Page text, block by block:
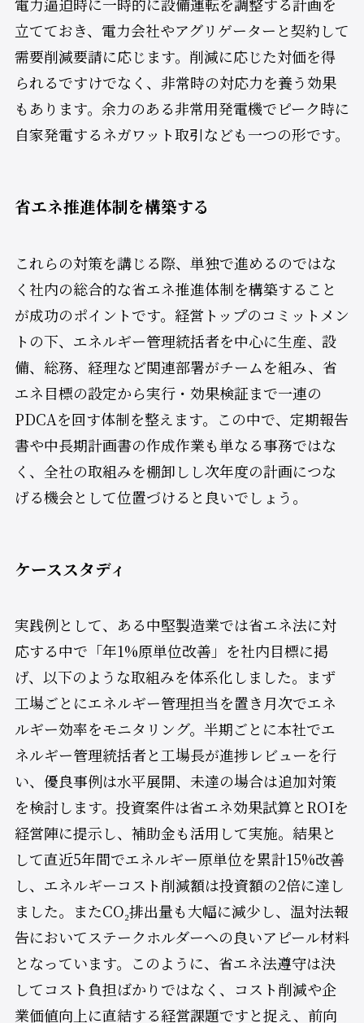
電力逼迫時に一時的に設備運転を調整する計画を
立てておき、電力会社やアグリゲーターと契約して
需要削減要請に応じます。削減に応じた対価を得
られるですけでなく、非常時の対応力を養う効果
もあります。余力のある非常用発電機でピーク時に
自家発電するネガワット取引なども一つの形です。
省エネ推進体制を構築する
これらの対策を講じる際、単独で進めるのではな
く社内の総合的な省エネ推進体制を構築すること
が成功のポイントです。経営トップのコミットメン
トの下、エネルギー管理統括者を中心に生産、設
備、総務、経理など関連部署がチームを組み、省
エネ目標の設定から実行・効果検証まで一連の
PDCAを回す体制を整えます。この中で、定期報告
書や中長期計画書の作成作業も単なる事務ではな
く、全社の取組みを棚卸しし次年度の計画につな
げる機会として位置づけると良いでしょう。
ケーススタディ
実践例として、ある中堅製造業では省エネ法に対
応する中で「年1%原単位改善」を社内目標に掲
げ、以下のような取組みを体系化しました。まず
工場ごとにエネルギー管理担当を置き月次でエネ
ルギー効率をモニタリング。半期ごとに本社でエ
ネルギー管理統括者と工場長が進捗レビューを行
い、優良事例は水平展開、未達の場合は追加対策
を検討します。投資案件は省エネ効果試算とROIを
経営陣に提示し、補助金も活用して実施。結果と
して直近5年間でエネルギー原単位を累計15%改善
し、エネルギーコスト削減額は投資額の2倍に達し
ました。またCO₂排出量も大幅に減少し、温対法報
告においてステークホルダーへの良いアピール材料
となっています。このように、省エネ法遵守は決
してコスト負担ばかりではなく、コスト削減や企
業価値向上に直結する経営課題ですと捉え、前向